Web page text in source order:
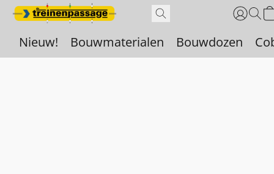
Nieuw! Bouwmaterialen Bouwdozen